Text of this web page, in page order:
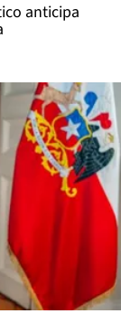
anticipa